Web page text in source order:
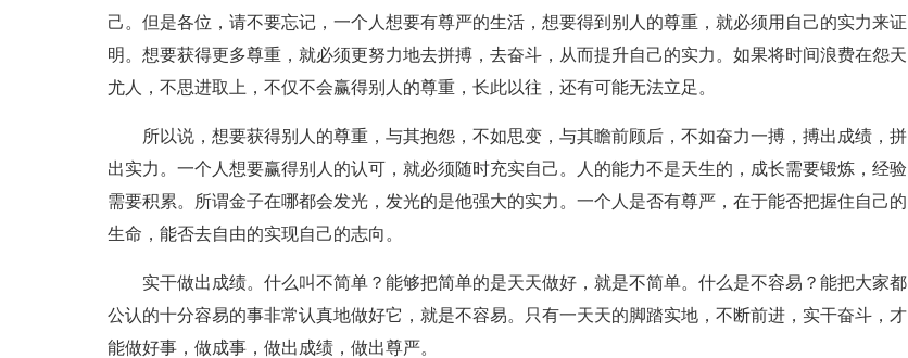
己。但是各位，请不要忘记，一个人想要有尊严的生活，想要得到别人的尊重，就必须用自己的实力来证
明。想要获得更多尊重，就必须更努力地去拼搏，去奋斗，从而提升自己的实力。如果将时间浪费在怨天
尤人，不思进取上，不仅不会赢得别人的尊重，长此以往，还有可能无法立足。
所以说，想要获得别人的尊重，与其抱怨，不如思变，与其瞻前顾后，不如奋力一搏，搏出成绩，拼
出实力。一个人想要赢得别人的认可，就必须随时充实自己。人的能力不是天生的，成长需要锻炼，经验
需要积累。所谓金子在哪都会发光，发光的是他强大的实力。一个人是否有尊严，在于能否把握住自己的
生命，能否去自由的实现自己的志向。
实干做出成绩。什么叫不简单？能够把简单的是天天做好，就是不简单。什么是不容易？能把大家都
公认的十分容易的事非常认真地做好它，就是不容易。只有一天天的脚踏实地，不断前进，实干奋斗，才
能做好事，做成事，做出成绩，做出尊严。